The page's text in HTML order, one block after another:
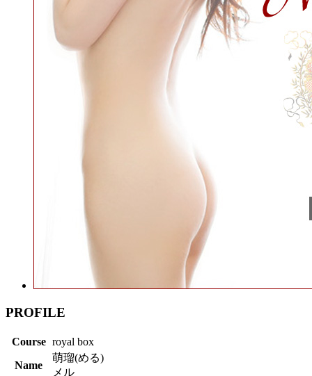
PROFILE
Course royal box
Name
萌瑠(める)
メル